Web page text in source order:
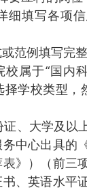
细填写各项
范例填写完整
属于“国内
学校类型，
证、大学及
中心出具的
》）（前三
、英语水平